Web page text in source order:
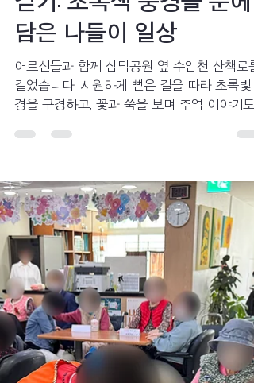
5월 22일
2분 분량
일상생활
어르신과 수암천 산책로
걷기: 초록색 풍경을 눈에
담은 나들이 일상
걸었습니다. 시원하게 뻗은 길을 따라 초록빛
경을 구경하고, 꽃과 쑥을 보며 추억 이야기도
나누었습니다. 걷는 즐거움과 정겨운 대화가
득했던 따뜻한 산책 이야기를 소개합니다.